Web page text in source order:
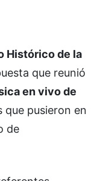
Histórico de la
que reunió
en vivo de
que pusieron en
de